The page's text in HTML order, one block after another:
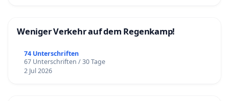
Weniger Verkehr auf dem Regenkamp!
74 Unterschriften
67 Unterschriften / 30 Tage
2 Jul 2026